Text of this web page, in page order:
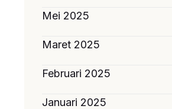
Mei 2025
Maret 2025
Februari 2025
Januari 2025